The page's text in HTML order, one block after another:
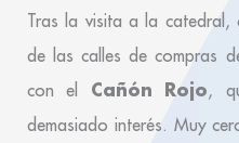
Tras la visita a la catedral,
de las calles de compras
con el Cañón Rojo,
demasiado interés. Muy